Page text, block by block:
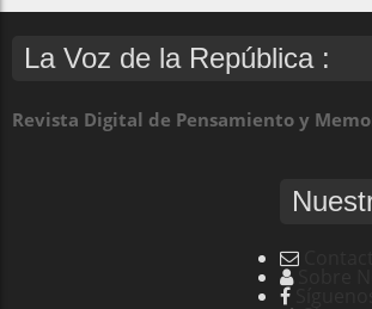
La Voz de la República :
Revista Digital de Pensamiento y